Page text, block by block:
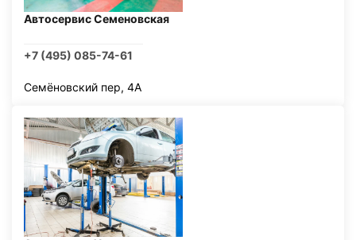
Автосервис Семеновская
+7 (495) 085-74-61
Семёновский пер, 4А